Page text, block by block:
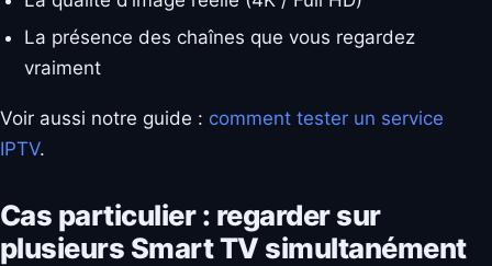
La présence des chaînes que vous regardez
vraiment
Voir aussi notre guide : comment tester un service
IPTV.
Cas particulier : regarder sur
plusieurs Smart TV simultanément